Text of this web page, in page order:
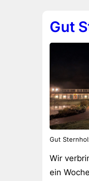
Gut
Gut
Wir
ein